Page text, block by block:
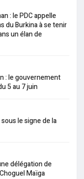
: le PDC appelle
du Burkina à se tenir
un élan de
: le gouvernement
5 au 7 juin
le signe de la
délégation de
Maïga